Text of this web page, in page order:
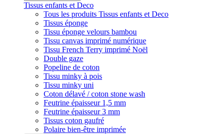
Tissus enfants et Deco
Tous les produits Tissus enfants et Deco
Tissus éponge
Tissu éponge velours bambou
Tissu canvas imprimé numérique
Tissu French Terry imprimé Noël
Double gaze
Popeline de coton
Tissu minky à pois
Tissu minky uni
Coton délavé / coton stone wash
Feutrine épaisseur 1,5 mm
Feutrine épaisseur 3 mm
Tissus coton gaufré
Polaire bien-être imprimée